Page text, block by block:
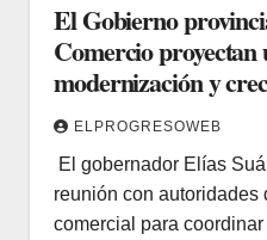
El Gobierno
Comercio proyectan
modernización y
ELPROGRESOWEB
​El gobernador Elías
reunión con autoridades
comercial para